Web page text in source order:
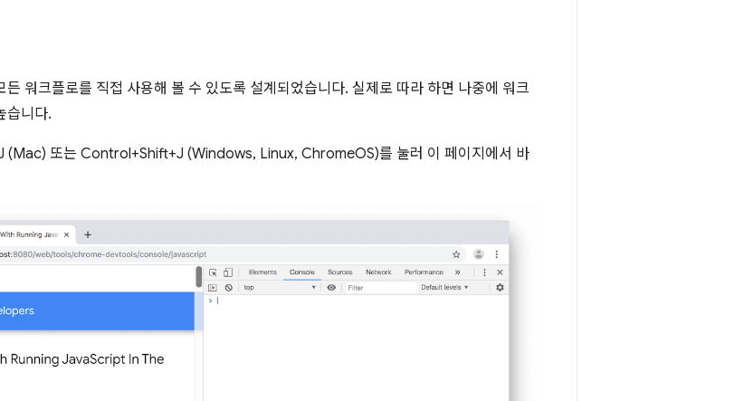
든 워크플로를 직접 사용해 볼 수 있도록 설계되었습니다. 실제로 따라 하면 나중에 워크
습니다.
또는 Control+Shift+J (Windows, Linux, ChromeOS)를 눌러 이 페이지에서 바